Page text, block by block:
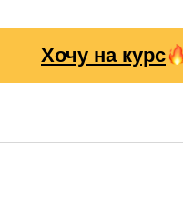
Хочу на курс